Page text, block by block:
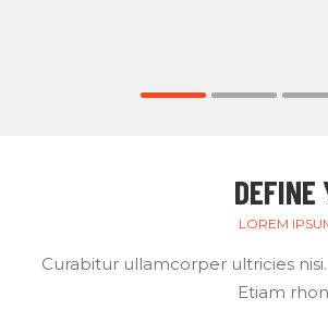
DEFINE
LOREM
Curabitur ullamcorper ultricies
Etiam